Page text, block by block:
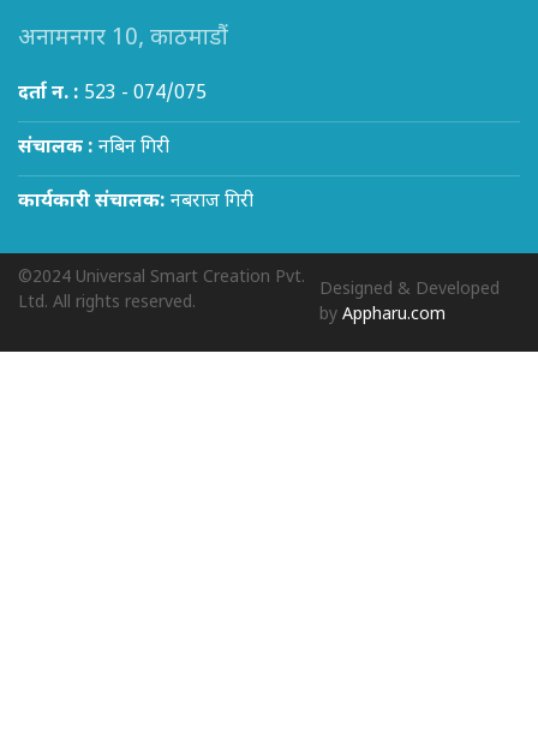
अनामनगर 10, काठमाडौं
दर्ता न. : 523 - 074/075
संचालक : नबिन गिरी
कार्यकारी संचालक: नबराज गिरी
©2024 Universal Smart Creation Pvt.
Ltd. All rights reserved.
Designed & Developed
byAppharu.com